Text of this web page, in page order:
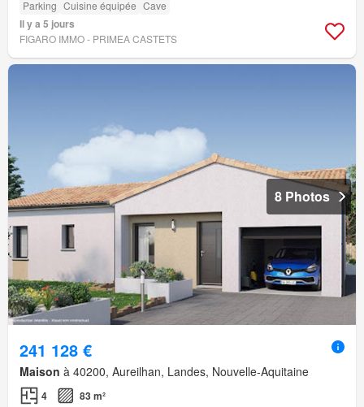
Parking Cuisine équipée Cave
Il y a 5 jours
FIGARO IMMO - PRIMEA CASTETS
8 Photos
241 128 €
Maison à 40200, Aureilhan, Landes, Nouvelle-Aquitaine
4 83 m²